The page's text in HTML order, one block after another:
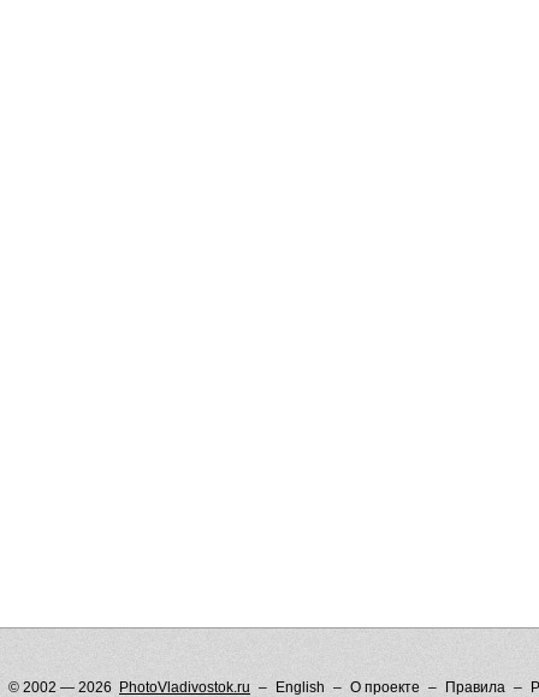
© 2002 — 2026 PhotoVladivostok.ru English О проекте Правила